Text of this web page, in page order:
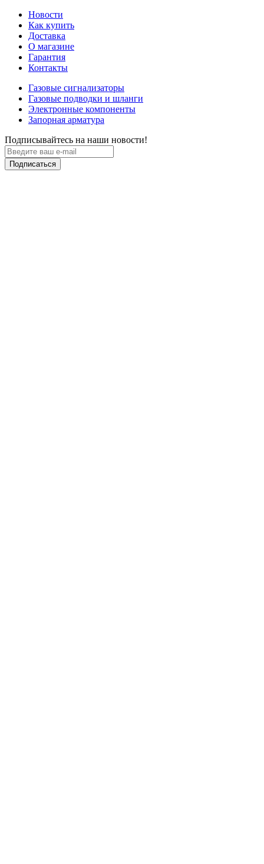
Новости
Как купить
Доставка
О магазине
Гарантия
Контакты
Газовые сигнализаторы
Газовые подводки и шланги
Электронные компоненты
Запорная арматура
Подписывайтесь на наши новости!
Подписаться